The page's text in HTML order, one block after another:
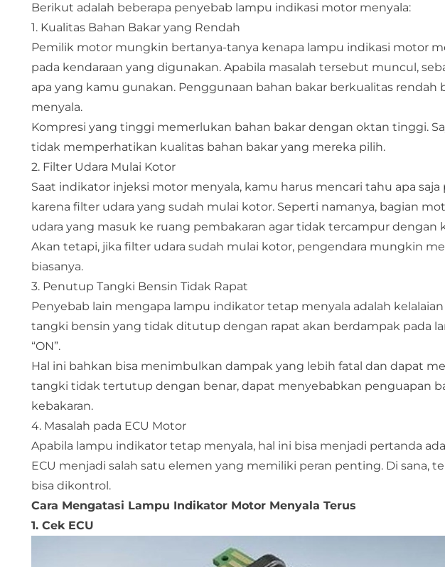
Berikut adalah beberapa penyebab lampu indikasi motor menyala:
1. Kualitas Bahan Bakar yang Rendah
Pemilik motor mungkin bertanya-tanya kenapa lampu indikasi motor
pada kendaraan yang digunakan. Apabila masalah tersebut muncul,
apa yang kamu gunakan. Penggunaan bahan bakar berkualitas
menyala.
Kompresi yang tinggi memerlukan bahan bakar dengan oktan tinggi.
tidak memperhatikan kualitas bahan bakar yang mereka pilih.
2. Filter Udara Mulai Kotor
Saat indikator injeksi motor menyala, kamu harus mencari tahu apa
karena filter udara yang sudah mulai kotor. Seperti namanya, bagian
udara yang masuk ke ruang pembakaran agar tidak tercampur dengan
Akan tetapi, jika filter udara sudah mulai kotor, pengendara mungkin
biasanya.
3. Penutup Tangki Bensin Tidak Rapat
Penyebab lain mengapa lampu indikator tetap menyala adalah
tangki bensin yang tidak ditutup dengan rapat akan berdampak pada
“ON”.
Hal ini bahkan bisa menimbulkan dampak yang lebih fatal dan dapat
tangki tidak tertutup dengan benar, dapat menyebabkan penguapan
kebakaran.
4. Masalah pada ECU Motor
Apabila lampu indikator tetap menyala, hal ini bisa menjadi pertanda
ECU menjadi salah satu elemen yang memiliki peran penting. Di sana,
bisa dikontrol.
Cara Mengatasi Lampu Indikator Motor Menyala Terus
1. Cek ECU